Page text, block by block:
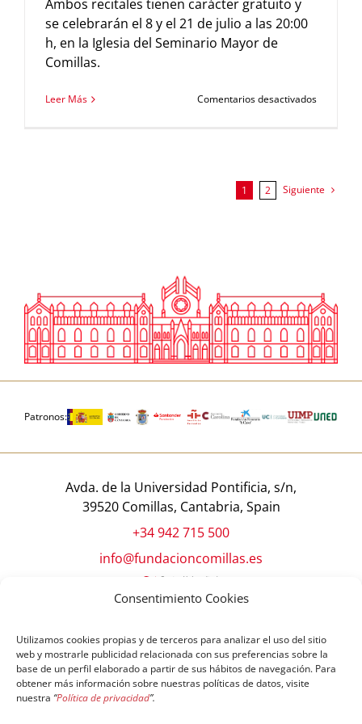
Consentimiento Cookies
Utilizamos cookies propias y de terceros para analizar el uso del sitio
web y mostrarle publicidad relacionada con sus preferencias sobre la
base de un perfil elaborado a partir de sus hábitos de navegación. Para
obtener más información sobre nuestras políticas de datos, visite
nuestra “Política de privacidad”.
Ambos recitales tienen carácter gratuito y
se celebrarán el 8 y el 21 de julio a las 20:00
h, en la Iglesia del Seminario Mayor de
Comillas.
Leer Más Comentarios desactivadosen
Albéniz
1 2 Siguiente
Patronos:
Avda. de la Universidad Pontificia, s/n,
39520 Comillas, Cantabria, Spain
+34 942 715 500
info@fundacioncomillas.es